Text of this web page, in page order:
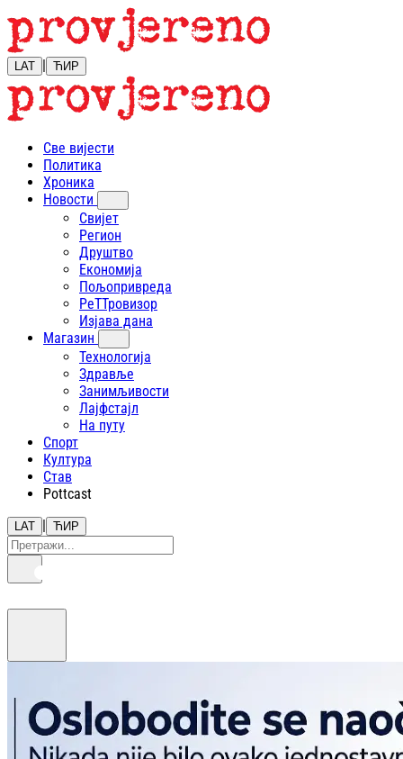
LAT | ЋИР
Све вијести
Политика
Хроника
Новости
Свијет
Регион
Друштво
Економија
Пољопривреда
РеТТровизор
Изјава дана
Магазин
Технологија
Здравље
Занимљивости
Лајфстajл
На путу
Спорт
Култура
Став
Pottcast
LAT | ЋИР